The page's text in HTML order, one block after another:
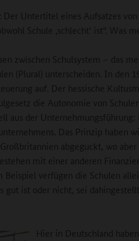
Der Untertitel eines Aufsatzes
Schule ‚schlecht’ ist“. Was
zwischen Schulsystem – das
(Plural) unterscheiden. In den
auf. Der hessische
die Autonomie von
aus der
Das Prinzip haben
abgeguckt, wo
mit einer anderen
Beispiel verfügen die Schulen
gut ist oder nicht, sei
Hier in Deutschland